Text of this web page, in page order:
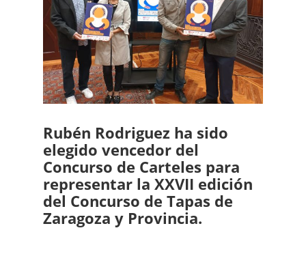
Rubén Rodriguez ha sido
elegido vencedor del
Concurso de Carteles para
representar la XXVII edición
del Concurso de Tapas de
Zaragoza y Provincia.